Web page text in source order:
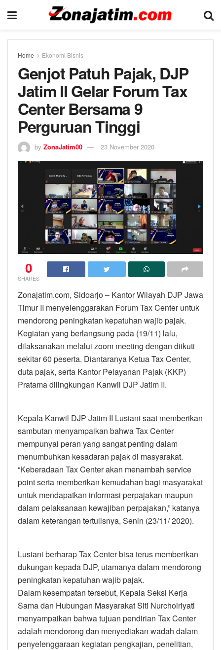
Home Ekonomi Bisnis
Genjot Patuh Pajak, DJP
Jatim II Gelar Forum Tax
Center Bersama 9
Perguruan Tinggi
by ZonaJatim00 23 November 2020
0
SHARES
Zonajatim.com, Sidoarjo – Kantor Wilayah DJP Jawa
Timur II menyelenggarakan Forum Tax Center untuk
mendorong peningkatan kepatuhan wajib pajak.
Kegiatan yang berlangsung pada (19/11) lalu,
dilaksanakan melalui zoom meeting dengan diikuti
sekitar 60 peserta. Diantaranya Ketua Tax Center,
duta pajak, serta Kantor Pelayanan Pajak (KKP)
Pratama dilingkungan Kanwil DJP Jatim II.
Kepala Kanwil DJP Jatim II Lusiani saat memberikan
sambutan menyampaikan bahwa Tax Center
mempunyai peran yang sangat penting dalam
menumbuhkan kesadaran pajak di masyarakat.
“Keberadaan Tax Center akan menambah service
point serta memberikan kemudahan bagi masyarakat
untuk mendapatkan informasi perpajakan maupun
dalam pelaksanaan kewajiban perpajakan,” katanya
dalam keterangan tertulisnya, Senin (23/11/ 2020).
Lusiani berharap Tax Center bisa terus memberikan
dukungan kepada DJP, utamanya dalam mendorong
peningkatan kepatuhan wajib pajak.
Dalam kesempatan tersebut, Kepala Seksi Kerja
Sama dan Hubungan Masyarakat Siti Nurchoiriyati
menyampaikan bahwa tujuan pendirian Tax Center
adalah mendorong dan menyediakan wadah dalam
penyelenggaraan kegiatan pengkajian, penelitian,